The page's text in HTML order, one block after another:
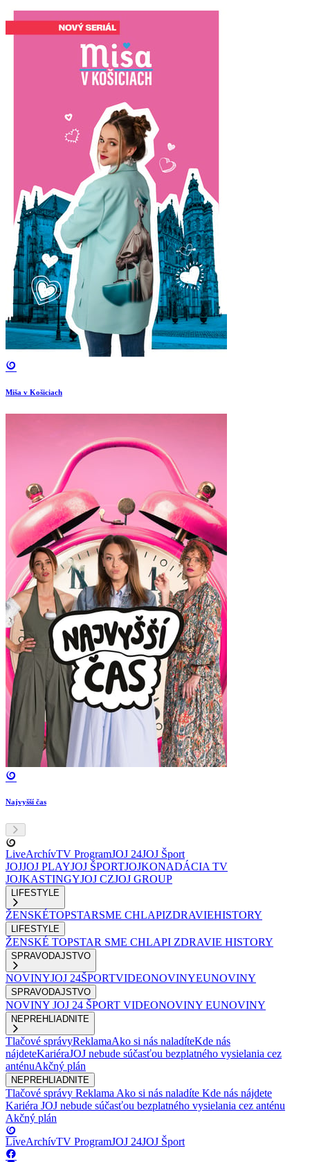
Miša v Košiciach
Najvyšší čas
LiveArchívTV ProgramJOJ 24JOJ Šport
JOJJOJ PLAYJOJ ŠPORTJOJKONADÁCIA TV
JOJKASTINGYJOJ CZJOJ GROUP
LIFESTYLE
ŽENSKÉTOPSTARSME CHLAPIZDRAVIEHISTORY
LIFESTYLE
ŽENSKÉ TOPSTAR SME CHLAPI ZDRAVIE HISTORY
SPRAVODAJSTVO
NOVINYJOJ 24ŠPORTVIDEONOVINYEUNOVINY
SPRAVODAJSTVO
NOVINY JOJ 24 ŠPORT VIDEONOVINY EUNOVINY
NEPREHLIADNITE
Tlačové správyReklamaAko si nás naladíteKde nás
nájdeteKariéraJOJ nebude súčasťou bezplatného vysielania cez
anténuAkčný plán
NEPREHLIADNITE
Tlačové správy ReklamaAko si nás naladíte Kde nás nájdete
Kariéra JOJ nebude súčasťou bezplatného vysielania cez anténu
Akčný plán
LiveArchívTV ProgramJOJ 24JOJ Šport